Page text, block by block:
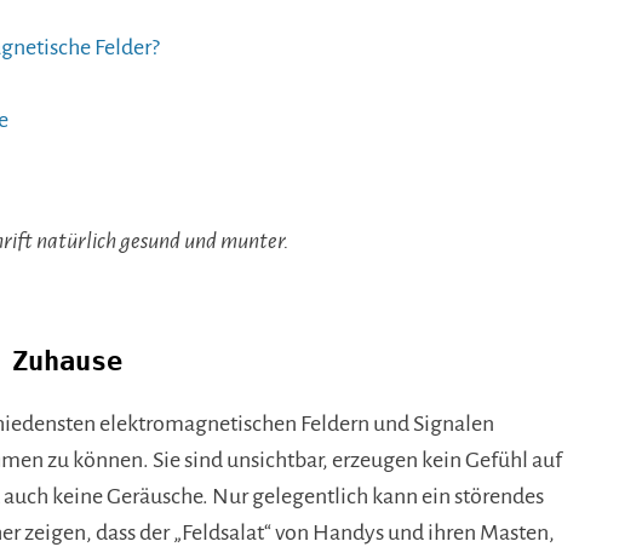
Felder?
natürlich gesund und munter.
elektromagnetischen Feldern und Signalen
zu können. Sie sind unsichtbar, erzeugen kein Gefühl auf
keine Geräusche. Nur gelegentlich kann ein störendes
zeigen, dass der „Feldsalat“ von Handys und ihren Masten,